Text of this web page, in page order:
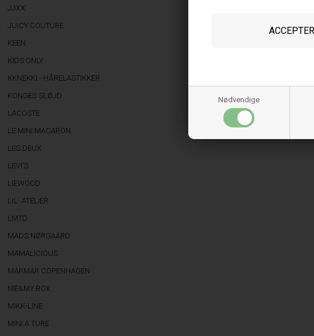
Nødvendige
JJXX
JUICY COUTURE
KEEN
KIDS ONLY
KKNEKKI - HÅRELASTIKKER
KONGES SLØJD
LACOSTE
LE MINI MACARON
LES DEUX
LEVI'S
LIEWOOD
LIL´ ATELIER
LMTD
MADS NØRGAARD
MAMALICIOUS
MARMAR COPENHAGEN
ME&MY BOX
MIKK-LINE
MINI A TURE
Vask lignende farver
Ved korrekt vedligeholdelse
Med JBS of Denmark får du
får du produkter, der leverer